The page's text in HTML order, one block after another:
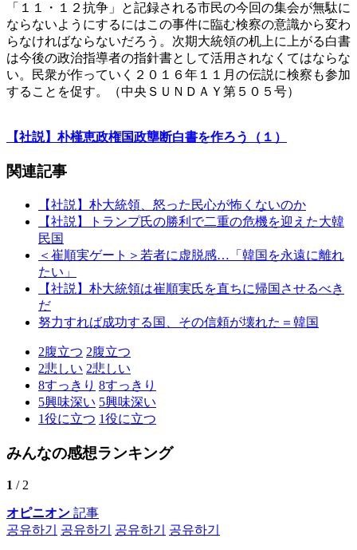
「１１・１２抗争」と記録される市民の今回の集会が無駄に
ならないようにするにはこの事件に臨む検察の意識から変わ
らなければならないだろう。次期大統領の机上に上がる白書
は今後の政治指導者の指針書として活用されなくてはならな
い。民衆が作っていく２０１６年１１月の伝説に検察も参加
することを促す。（中央ＳＵＮＤＡＹ第５０５号）
【社説】朴槿恵政権国政壟断白書を作ろう（１）
関連記事
【社説】朴大統領、怒った民心が怖くないのか
【社説】トランプ氏の勝利で二重の危機を迎えた大韓
民国
＜崔順実ゲート＞若者に虚脱感…「韓国を永遠に離れ
たい」
【社説】朴大統領は崔順実氏を直ちに帰国させるべき
だ
努力すれば成功する国、その信頼が壊れた＝韓国
2腹立つ 2腹立つ
2悲しい 2悲しい
8すっきり 8すっきり
5興味深い 5興味深い
1役に立つ 1役に立つ
みんなの感想ランキング
1 / 2
オピニオン 記事
공유하기
공유하기 공유하기 공유하기